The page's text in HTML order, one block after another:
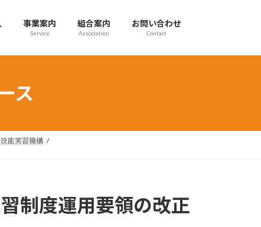
事業案内
Service
組合案内
Association
お問い合わせ
Contact
ス
能実習機構
制度運用要領の改正